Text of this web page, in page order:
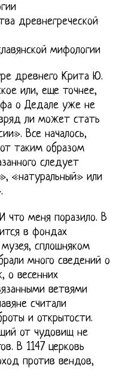
древнегреческой
мифологии
древнего Крита Ю.
или, еще точнее,
о Дедале уже не
ли может стать
Все началось,
таким образом
следует
«натуральный» или
что меня поразило. В
в фондах
музея, сплошняком
много сведений о
о весенних
ветвями
считали
и открытости.
от чудовищ не
В 1147 церковь
против вендов,